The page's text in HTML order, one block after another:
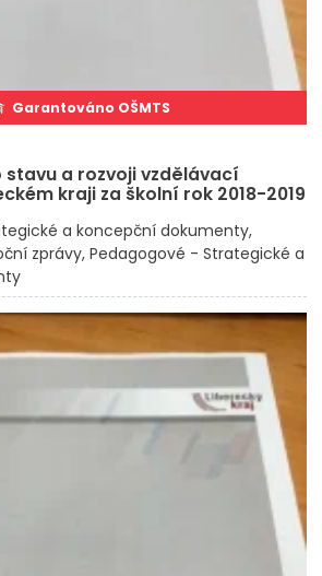
Garantováno OŠMTS
a rozvoji vzdělávací
kraji za školní rok 2018-2019
a koncepční dokumenty
zprávy Pedagogové - Strategické a